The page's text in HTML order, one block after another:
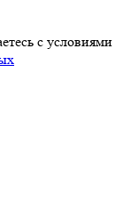
с условиями